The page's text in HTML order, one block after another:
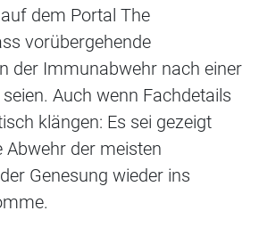
dem Portal The
vorübergehende
der Immunabwehr nach einer
Auch wenn Fachdetails
klängen: Es sei gezeigt
Abwehr der meisten
Genesung wieder ins